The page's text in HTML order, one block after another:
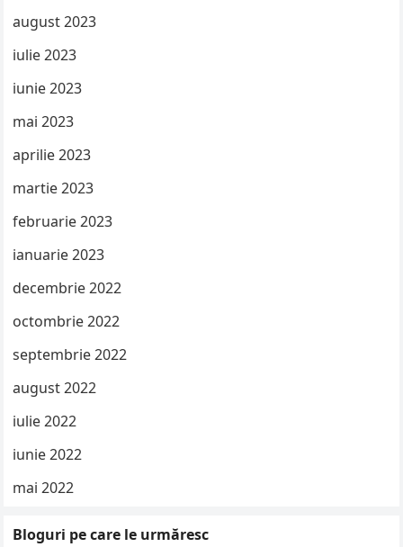
august 2023
iulie 2023
iunie 2023
mai 2023
aprilie 2023
martie 2023
februarie 2023
ianuarie 2023
decembrie 2022
octombrie 2022
septembrie 2022
august 2022
iulie 2022
iunie 2022
mai 2022
Bloguri pe care le urmăresc